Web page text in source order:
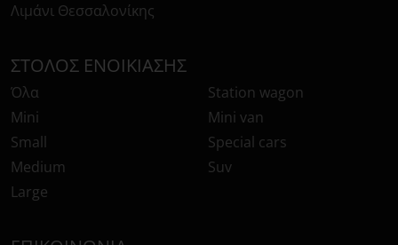
Λιμάνι Θεσσαλονίκης
ΣΤΌΛΟΣ ΕΝΟΙΚΊΑΣΗΣ
Όλα
Mini
Small
Medium
Large
Station wagon
Mini van
Special cars
Suv